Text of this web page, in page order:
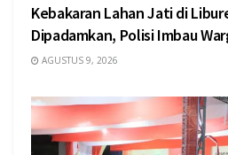
Kebakaran Lahan Jati di
Dipadamkan, Polisi Imbau
AGUSTUS 9, 2026